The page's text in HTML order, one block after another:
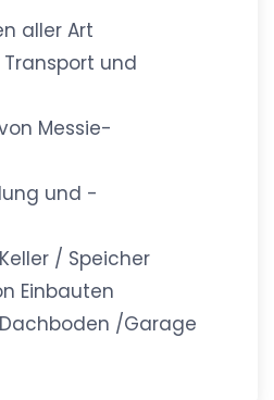
aller Art
Transport und
Messie-
und -
/ Speicher
Einbauten
/Garage